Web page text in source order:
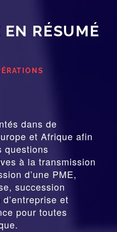
RÉSUMÉ
dans de
et Afrique afin
questions
à la transmission
d’une PME,
succession
et
pour toutes